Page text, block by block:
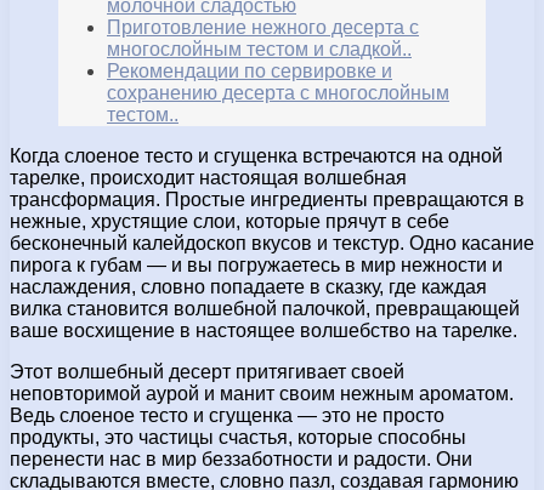
молочной сладостью
Приготовление нежного десерта с
многослойным тестом и сладкой..
Рекомендации по сервировке и
сохранению десерта с многослойным
тестом..
Когда слоеное тесто и сгущенка встречаются на одной
тарелке, происходит настоящая волшебная
трансформация. Простые ингредиенты превращаются в
нежные, хрустящие слои, которые прячут в себе
бесконечный калейдоскоп вкусов и текстур. Одно касание
пирога к губам — и вы погружаетесь в мир нежности и
наслаждения, словно попадаете в сказку, где каждая
вилка становится волшебной палочкой, превращающей
ваше восхищение в настоящее волшебство на тарелке.
Этот волшебный десерт притягивает своей
неповторимой аурой и манит своим нежным ароматом.
Ведь слоеное тесто и сгущенка — это не просто
продукты, это частицы счастья, которые способны
перенести нас в мир беззаботности и радости. Они
складываются вместе, словно пазл, создавая гармонию